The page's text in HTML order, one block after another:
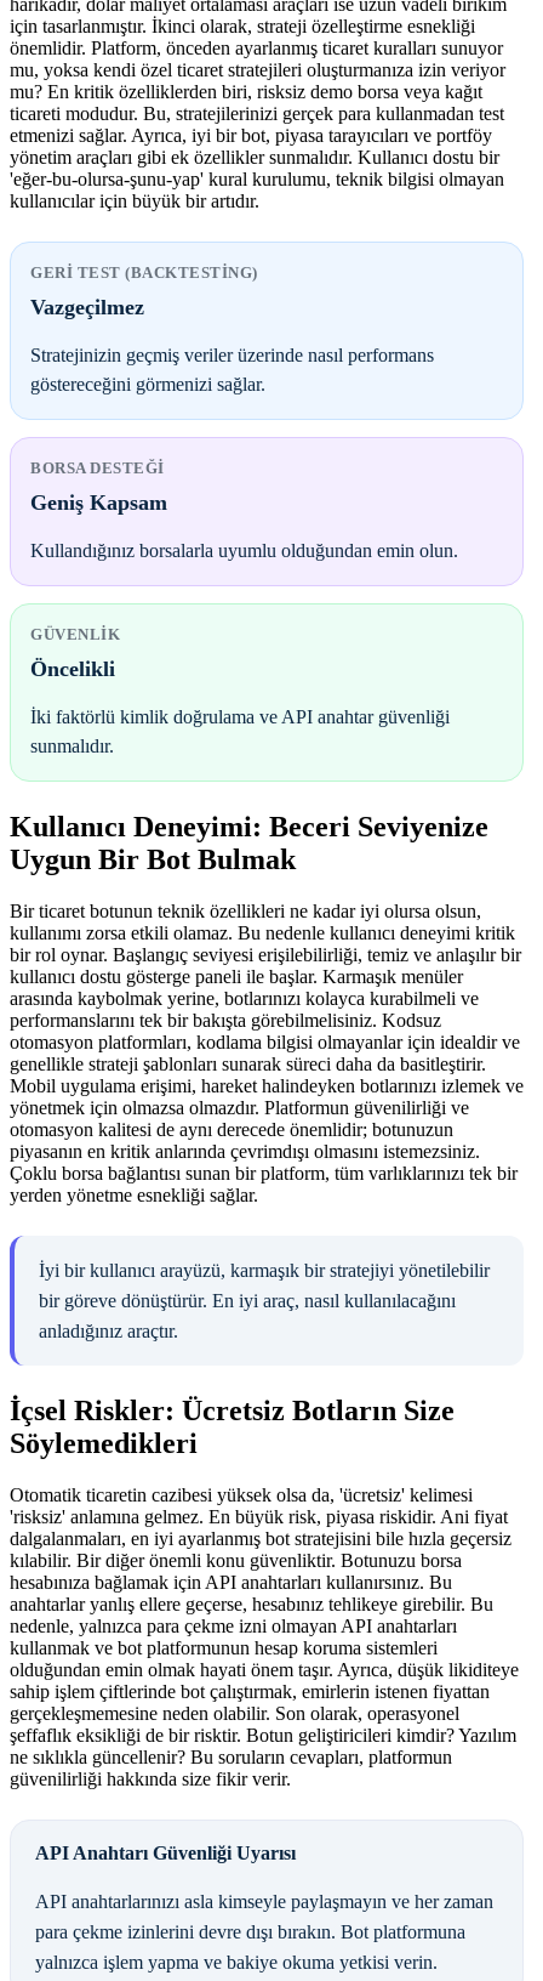
harikadır, dolar maliyet ortalaması araçları ise uzun vadeli birikim
için tasarlanmıştır. İkinci olarak, strateji özelleştirme esnekliği
önemlidir. Platform, önceden ayarlanmış ticaret kuralları sunuyor
mu, yoksa kendi özel ticaret stratejileri oluşturmanıza izin veriyor
mu? En kritik özelliklerden biri, risksiz demo borsa veya kağıt
ticareti modudur. Bu, stratejilerinizi gerçek para kullanmadan test
etmenizi sağlar. Ayrıca, iyi bir bot, piyasa tarayıcıları ve portföy
yönetim araçları gibi ek özellikler sunmalıdır. Kullanıcı dostu bir
'eğer-bu-olursa-şunu-yap' kural kurulumu, teknik bilgisi olmayan
kullanıcılar için büyük bir artıdır.
GERI TEST (BACKTESTING)
Vazgeçilmez
Stratejinizin geçmiş veriler üzerinde nasıl performans
göstereceğini görmenizi sağlar.
BORSA DESTEĞI
Geniş Kapsam
Kullandığınız borsalarla uyumlu olduğundan emin olun.
GÜVENLIK
Öncelikli
İki faktörlü kimlik doğrulama ve API anahtar güvenliği
sunmalıdır.
Kullanıcı Deneyimi: Beceri Seviyenize
Uygun Bir Bot Bulmak
Bir ticaret botunun teknik özellikleri ne kadar iyi olursa olsun,
kullanımı zorsa etkili olamaz. Bu nedenle kullanıcı deneyimi kritik
bir rol oynar. Başlangıç seviyesi erişilebilirliği, temiz ve anlaşılır bir
kullanıcı dostu gösterge paneli ile başlar. Karmaşık menüler
arasında kaybolmak yerine, botlarınızı kolayca kurabilmeli ve
performanslarını tek bir bakışta görebilmelisiniz. Kodsuz
otomasyon platformları, kodlama bilgisi olmayanlar için idealdir ve
genellikle strateji şablonları sunarak süreci daha da basitleştirir.
Mobil uygulama erişimi, hareket halindeyken botlarınızı izlemek ve
yönetmek için olmazsa olmazdır. Platformun güvenilirliği ve
otomasyon kalitesi de aynı derecede önemlidir; botunuzun
piyasanın en kritik anlarında çevrimdışı olmasını istemezsiniz.
Çoklu borsa bağlantısı sunan bir platform, tüm varlıklarınızı tek bir
yerden yönetme esnekliği sağlar.
İyi bir kullanıcı arayüzü, karmaşık bir stratejiyi yönetilebilir
bir göreve dönüştürür. En iyi araç, nasıl kullanılacağını
anladığınız araçtır.
İçsel Riskler: Ücretsiz Botların Size
Söylemedikleri
Otomatik ticaretin cazibesi yüksek olsa da, 'ücretsiz' kelimesi
'risksiz' anlamına gelmez. En büyük risk, piyasa riskidir. Ani fiyat
dalgalanmaları, en iyi ayarlanmış bot stratejisini bile hızla geçersiz
kılabilir. Bir diğer önemli konu güvenliktir. Botunuzu borsa
hesabınıza bağlamak için API anahtarları kullanırsınız. Bu
anahtarlar yanlış ellere geçerse, hesabınız tehlikeye girebilir. Bu
nedenle, yalnızca para çekme izni olmayan API anahtarları
kullanmak ve bot platformunun hesap koruma sistemleri
olduğundan emin olmak hayati önem taşır. Ayrıca, düşük likiditeye
sahip işlem çiftlerinde bot çalıştırmak, emirlerin istenen fiyattan
gerçekleşmemesine neden olabilir. Son olarak, operasyonel
şeffaflık eksikliği de bir risktir. Botun geliştiricileri kimdir? Yazılım
ne sıklıkla güncellenir? Bu soruların cevapları, platformun
güvenilirliği hakkında size fikir verir.
API Anahtarı Güvenliği Uyarısı
API anahtarlarınızı asla kimseyle paylaşmayın ve her zaman
para çekme izinlerini devre dışı bırakın. Bot platformuna
yalnızca işlem yapma ve bakiye okuma yetkisi verin.